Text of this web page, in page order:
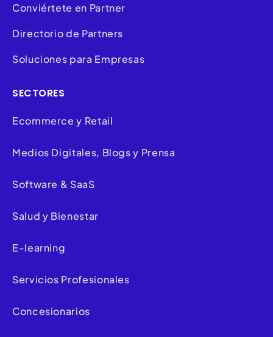
Conviértete en Partner
Directorio de Partners
Soluciones para Empresas
SECTORES
Ecommerce y Retail
Medios Digitales, Blogs y Prensa
Software & SaaS
Salud y Bienestar
E-learning
Servicios Profesionales
Concesionarios